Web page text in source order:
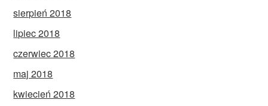
sierpień 2018
lipiec 2018
czerwiec 2018
maj 2018
kwiecień 2018